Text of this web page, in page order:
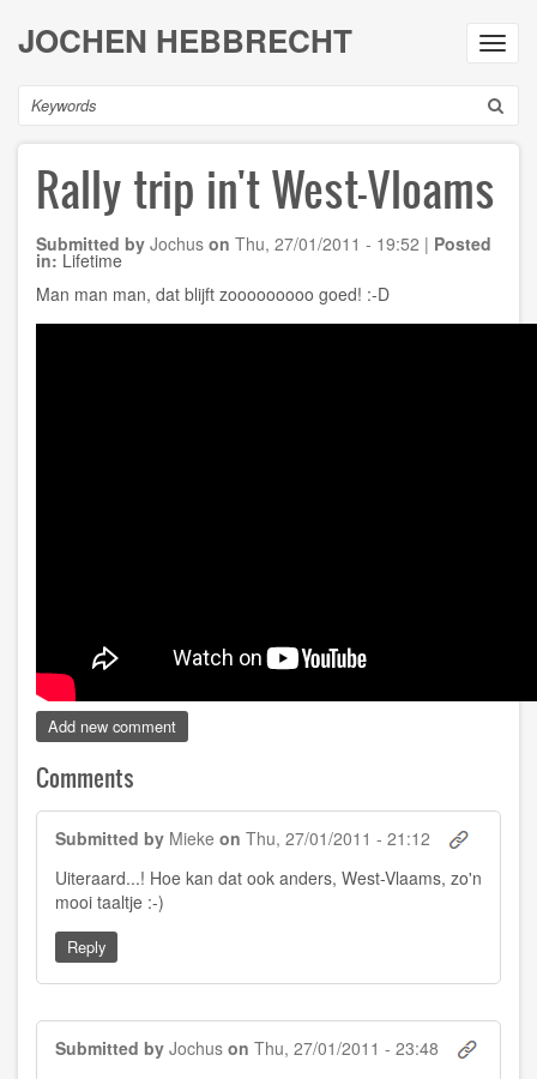
main
content
JOCHEN HEBBRECHT
Search
Rally trip in't West-Vloams
Submitted by Jochus on Thu, 27/01/2011 - 19:52 | Posted
in: Lifetime
Man man man, dat blijft zooooooooo goed! :-D
Add new comment
Comments
Submitted by Mieke on Thu, 27/01/2011 - 21:12
Uiteraard...! Hoe kan dat ook anders, West-Vlaams, zo'n
mooi taaltje :-)
Reply
Submitted by Jochus on Thu, 27/01/2011 - 23:48